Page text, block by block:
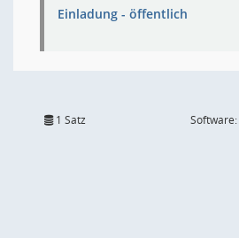
Einladung - öffentlich
1 Satz Software: